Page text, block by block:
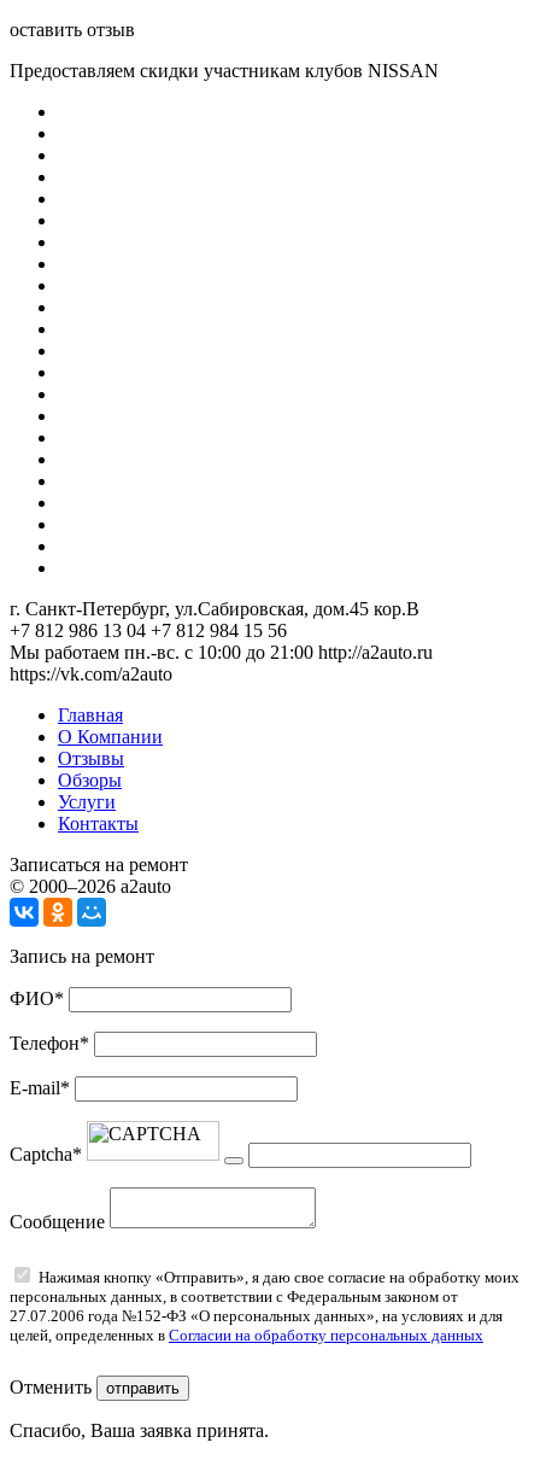
оставить отзыв
Предоставляем скидки участникам клубов NISSAN
г. Санкт-Петербург, ул.Сабировская, дом.45 кор.В
+7 812 986 13 04 +7 812 984 15 56
Мы работаем пн.-вс. с 10:00 до 21:00 http://a2auto.ru
https://vk.com/a2auto
Главная
О Компании
Отзывы
Обзоры
Услуги
Контакты
Записаться на ремонт
© 2000–2026 a2auto
Запись на ремонт
ФИО*
Телефон*
E-mail*
Captcha*
Сообщение
Нажимая кнопку «Отправить», я даю свое согласие на обработку моих
персональных данных, в соответствии с Федеральным законом от
27.07.2006 года №152-ФЗ «О персональных данных», на условиях и для
целей, определенных в Согласии на обработку персональных данных
Отменить отправить
Спасибо, Ваша заявка принята.